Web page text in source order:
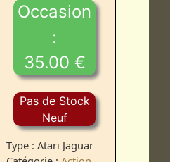
Occasion
:
35.00 €
Pas de Stock
Neuf
Type : Atari Jaguar